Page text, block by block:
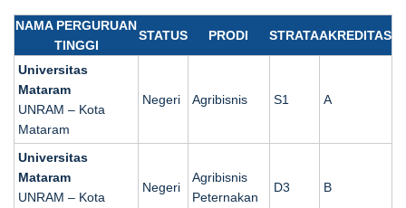
NAMA PERGURUAN
TINGGI
STATUS PRODI STRATAAKREDITAS
Universitas
Mataram
UNRAM – Kota
Mataram
Negeri Agribisnis S1 A
Universitas
Mataram
UNRAM – Kota
Negeri
Agribisnis
Peternakan
D3 B